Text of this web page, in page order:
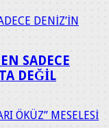
SADECE
DEĞİL